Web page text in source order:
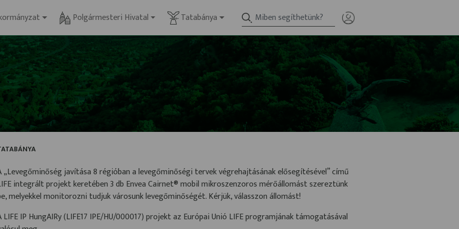
Polgármesteri Hivatal Tatabánya
„Levegőminőség javítása 8 régióban a levegőminőségi tervek végrehajtásának elősegítésével” című
integrált projekt keretében 3 db Envea Cairnet® mobil mikroszenzoros mérőállomást szereztünk
melyekkel monitorozni tudjuk városunk levegőminőségét. Kérjük, válasszon állomást!
LIFE IP HungAIRy (LIFE17 IPE/HU/000017) projekt az Európai Unió LIFE programjának támogatásával